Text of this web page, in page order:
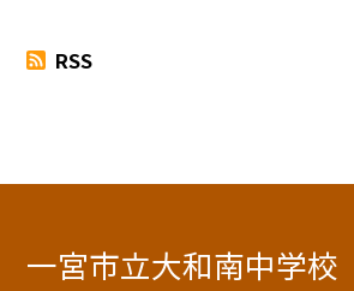
RSS
一宮市立大和南中学校